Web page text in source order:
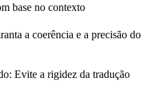
base no contexto
a coerência e a precisão do
Evite a rigidez da tradução